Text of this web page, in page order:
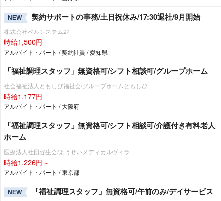
NEW 契約サポートの事務/土日祝休み/17:30退社/9月開始
株式会社ベルシステム24
時給1,500円
アルバイト・パート / 契約社員 / 愛知県
「福祉調理スタッフ」無資格可/シフト相談可/グループホーム
社会福祉法人ともしび福祉会/グループホームともしび
時給1,177円
アルバイト・パート / 大阪府
「福祉調理スタッフ」無資格可/シフト相談可/介護付き有料老人
ホーム
医療法人社団容生会/ようせいメディカルヴィラ
時給1,226円～
アルバイト・パート / 東京都
NEW 「福祉調理スタッフ」無資格可/午前のみ/デイサービス